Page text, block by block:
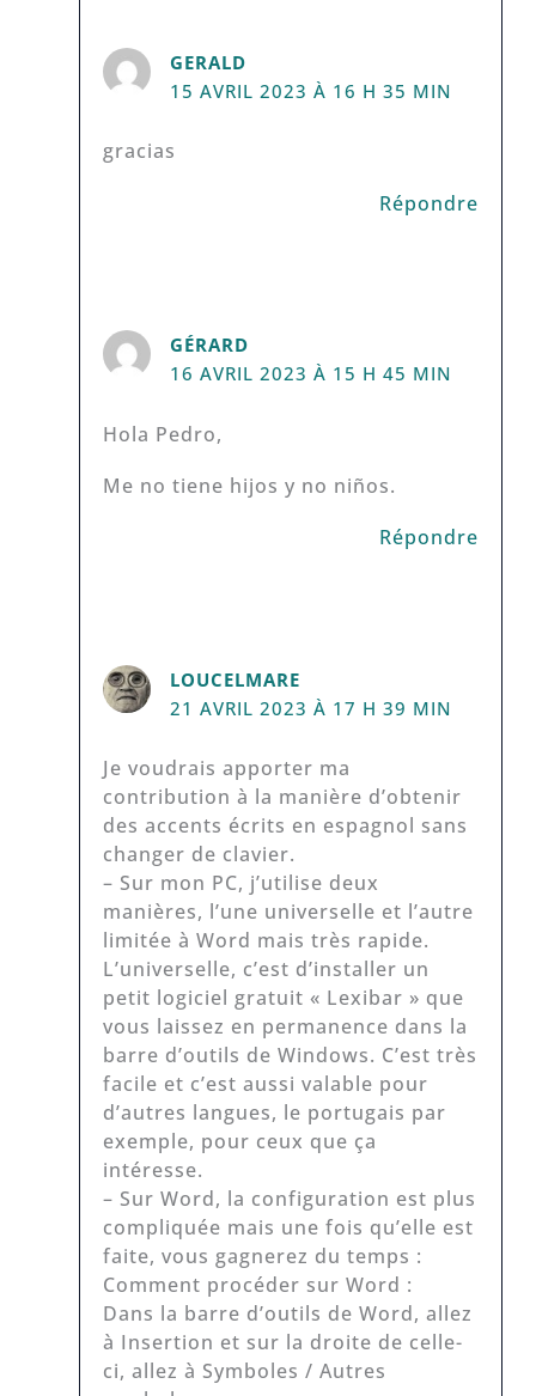
GERALD
15 AVRIL 2023 À 16 H 35 MIN
gracias
Répondre
GÉRARD
16 AVRIL 2023 À 15 H 45 MIN
Hola Pedro,
Me no tiene hijos y no niños.
Répondre
LOUCELMARE
21 AVRIL 2023 À 17 H 39 MIN
Je voudrais apporter ma
contribution à la manière d’obtenir
des accents écrits en espagnol sans
changer de clavier.
– Sur mon PC, j’utilise deux
manières, l’une universelle et l’autre
limitée à Word mais très rapide.
L’universelle, c’est d’installer un
petit logiciel gratuit « Lexibar » que
vous laissez en permanence dans la
barre d’outils de Windows. C’est très
facile et c’est aussi valable pour
d’autres langues, le portugais par
exemple, pour ceux que ça
intéresse.
– Sur Word, la configuration est plus
compliquée mais une fois qu’elle est
faite, vous gagnerez du temps :
Comment procéder sur Word :
Dans la barre d’outils de Word, allez
à Insertion et sur la droite de celle-
ci, allez à Symboles / Autres